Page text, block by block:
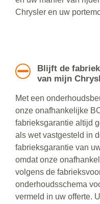
Chrysler en uw
Blijft de
van mijn
Met een
onze onafhankelijke
fabrieksgarantie altijd
als wet vastgesteld in
fabrieksgarantie van
omdat onze
volgens de
onderhoudsschema
vermeld in uw offerte.